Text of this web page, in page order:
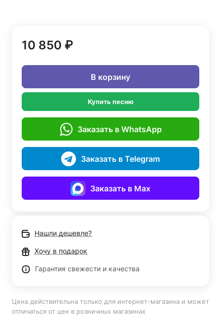
10 850 ₽
В корзину
Купить песню
Заказать в WhatsApp
Заказать в Telegram
Заказать в Max
Нашли дешевле?
Хочу в подарок
Гарантия свежести и качества
Цена действительна только для интернет-магазина и может
отличаться от цен в розничных магазинах